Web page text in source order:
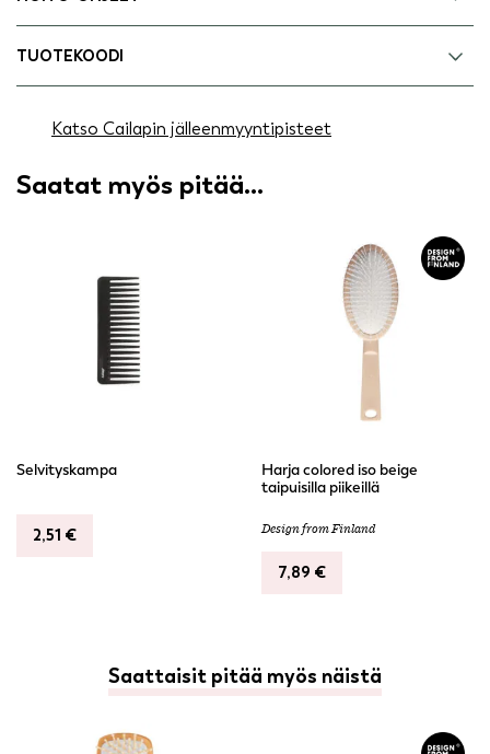
TUOTEKOODI
Katso Cailapin jälleenmyyntipisteet
Saatat myös pitää...
Selvityskampa
2,51 €
Harja colored iso beige
taipuisilla piikeillä
Design from Finland
7,89 €
Saattaisit pitää myös näistä